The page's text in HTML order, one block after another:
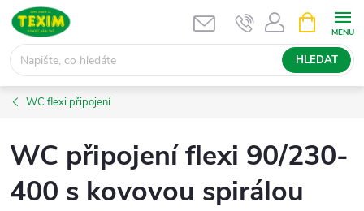
Přejít
obsah
HLEDAT
NÁKUPNÍ
KOŠÍK
WC flexi připojení
WC připojení flexi 90/230-
400 s kovovou spirálou